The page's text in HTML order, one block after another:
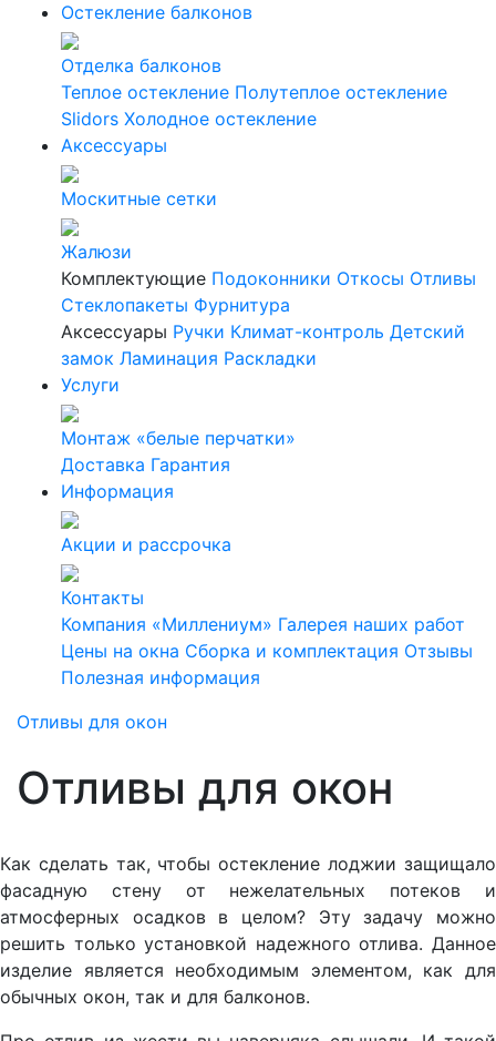
Остекление балконов
Отделка балконов
Теплое остекление Полутеплое остекление
Slidors Холодное остекление
Аксессуары
Москитные сетки
Жалюзи
Комплектующие Подоконники Откосы Отливы
Стеклопакеты Фурнитура
Аксессуары Ручки Климат-контроль Детский
замок Ламинация Раскладки
Услуги
Монтаж «белые перчатки»
Доставка Гарантия
Информация
Акции и рассрочка
Контакты
Компания «Миллениум» Галерея наших работ
Цены на окна Сборка и комплектация Отзывы
Полезная информация
Отливы для окон
Отливы для окон
Как сделать так, чтобы остекление лоджии защищало
фасадную стену от нежелательных потеков и
атмосферных осадков в целом? Эту задачу можно
решить только установкой надежного отлива. Данное
изделие является необходимым элементом, как для
обычных окон, так и для балконов.